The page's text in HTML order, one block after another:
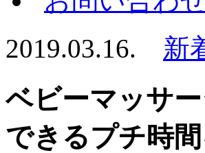
2019.03.16. 新
ベビーマッサ
できるプチ時